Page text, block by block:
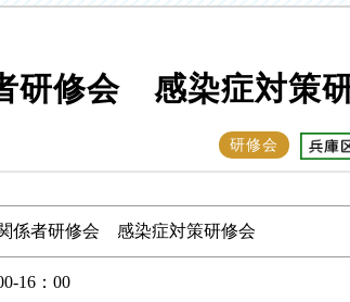
研修会 感染症対策
研修会
係者研修会 感染症対策研修会
16：00